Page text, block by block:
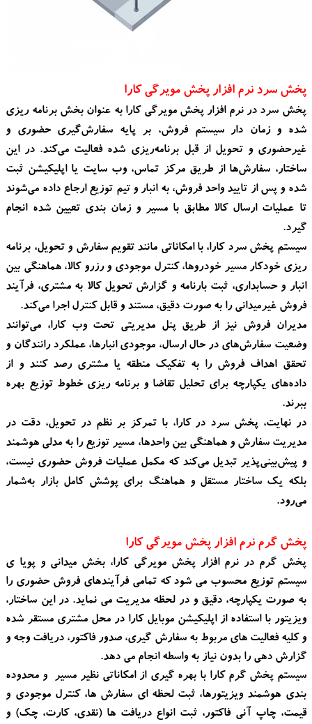
پخش سرد نرم افزار پخش مویرگی کارا
پخش سرد در نرم‌ افزار پخش مویرگی کارا به‌ عنوان بخش برنامه‌ ریزی‌
شده و زمان‌ دار سیستم فروش، بر پایه سفارش‌گیری حضوری و
غیرحضوری و تحویل از قبل برنامه‌ریزی‌ شده فعالیت می‌کند. در این
ساختار، سفارش‌ها از طریق مرکز تماس، وب‌ سایت یا اپلیکیشن ثبت
شده و پس از تایید واحد فروش، به انبار و تیم توزیع ارجاع داده می‌شوند
تا عملیات ارسال کالا مطابق با مسیر و زمان‌ بندی تعیین‌ شده انجام
گیرد.
سیستم پخش سرد کارا، با امکاناتی مانند تقویم سفارش و تحویل، برنامه‌
ریزی خودکار مسیر خودروها، کنترل موجودی و رزرو کالا، هماهنگی بین
انبار و حسابداری، ثبت بارنامه و گزارش تحویل کالا به مشتری، فرآیند
فروش غیرمیدانی را به صورت دقیق، مستند و قابل‌ کنترل اجرا می‌کند.
مدیران فروش نیز از طریق پنل مدیریتی تحت وب کارا، می‌توانند
وضعیت سفارش‌های در حال ارسال، موجودی انبارها، عملکرد رانندگان و
تحقق اهداف فروش را به تفکیک منطقه یا مشتری رصد کنند و از
داده‌های یکپارچه برای تحلیل تقاضا و برنامه‌ ریزی خطوط توزیع بهره
ببرند.
در نهایت، پخش سرد در کارا، با تمرکز بر نظم در تحویل، دقت در
مدیریت سفارش و هماهنگی بین واحدها، مسیر توزیع را به مدلی هوشمند
و پیش‌بینی‌پذیر تبدیل می‌کند که مکمل عملیات فروش حضوری نیست،
بلکه یک ساختار مستقل و هماهنگ برای پوشش کامل بازار به‌شمار
می‌رود.
پخش گرم نرم افزار پخش مویرگی کارا
پخش گرم در نرم افزار پخش مویرگی کارا، بخش میدانی و پویا ی
سیستم توزیع محسوب می شود که تمامی فرآیندهای فروش حضوری را
به صورت یکپارچه، دقیق و در لحظه مدیریت می نماید. در این ساختار،
ویزیتور با استفاده از اپلیکیشن موبایل کارا در محل مشتری مستقر شده
و کلیه فعالیت های مربوط به سفارش گیری، صدور فاکتور، دریافت وجه و
گزارش دهی را بدون نیاز به واسطه انجام می دهد.
سیستم پخش گرم کارا با بهره گیری از امکاناتی نظیر مسیر و محدوده
بندی هوشمند ویزیتورها، ثبت لحظه ای سفارش ها، کنترل موجودی و
قیمت، چاپ آنی فاکتور، ثبت انواع دریافت ها (نقدی، کارت، چک) و